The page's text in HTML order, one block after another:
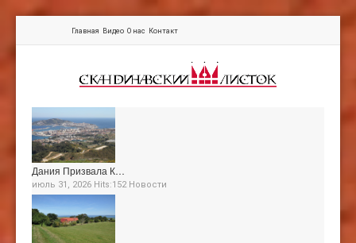
Главная Видео О нас Контакт
Дания Призвала К…
июль 31, 2026 Hits:152 Новости